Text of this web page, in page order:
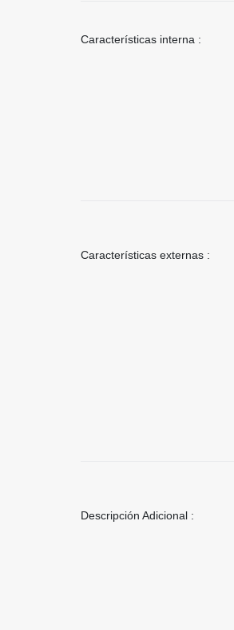
Características interna :
Características externas :
Descripción Adicional :